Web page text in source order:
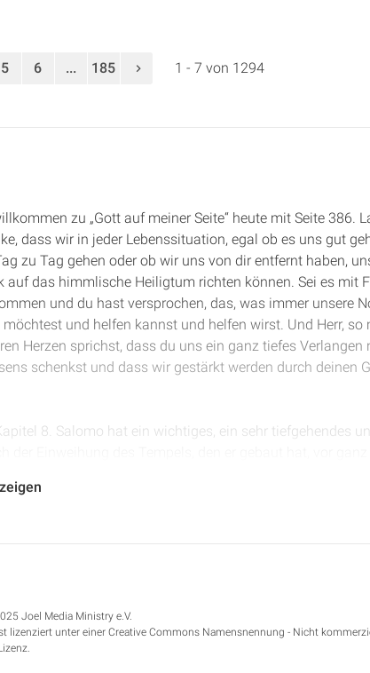
5 6 ... 185 1 - 7 von 1294
zu „Gott auf meiner Seite“ heute mit Seite 386.
dass wir in jeder Lebenssituation, egal ob es uns gut
zu Tag gehen oder ob wir uns von dir entfernt haben,
auf das himmlische Heiligtum richten können. Sei es mit
und du hast versprochen, das, was immer unsere
und helfen kannst und helfen wirst. Und Herr,
Herzen sprichst, dass du uns ein ganz tiefes
schenkst und dass wir gestärkt werden durch deinen
8. Salomo hat ein wichtiges, ein sehr tiefgehendes
immer dann, wenn es sich auch möglich erweist, das
vor unserem großen Gott.
Joel Media Ministry e.V.
lizenziert unter einer Creative Commons Namensnennung - Nicht